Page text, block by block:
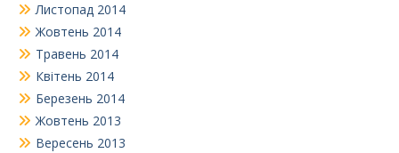
Листопад 2014
Жовтень 2014
Травень 2014
Квітень 2014
Березень 2014
Жовтень 2013
Вересень 2013